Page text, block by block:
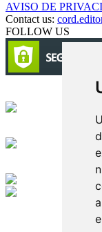
AVISO DE
Contact us:
FOLLOW US
Circulación
Edición digital con
Playa Revolcadero
CIUDAD DE
Conmutador